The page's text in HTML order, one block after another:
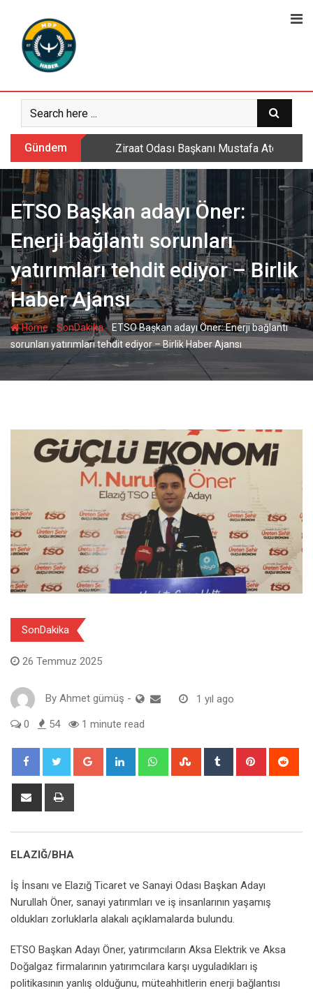
content
Gündem Sarıkamış’ta hanımlara yönelik
ETSO Başkan adayı Öner:
Enerji bağlantı sorunları
yatırımları tehdit ediyor – Birlik
Haber Ajansı
Home-SonDakika- ETSO Başkan adayı Öner: Enerji bağlantı
sorunları yatırımları tehdit ediyor – Birlik Haber Ajansı
SonDakika
26 Temmuz 2025
By Ahmet gümüş - 1 yıl ago
0 54 1 minute read
Google+ LinkedIn WhatsappStumbleUpon
Tumblr Pinterest
Share
ELAZIĞ/BHA
İş İnsanı ve Elazığ Ticaret ve Sanayi Odası Başkan Adayı
Nurullah Öner, sanayi yatırımları ve iş insanlarının yaşamış
oldukları zorluklarla alakalı açıklamalarda bulundu.
ETSO Başkan Adayı Öner, yatırımcıların Aksa Elektrik ve Aksa
Doğalgaz firmalarının yatırımcılara karşı uyguladıkları iş
politikasının yanlış olduğunu, müteahhitlerin enerji bağlantısı